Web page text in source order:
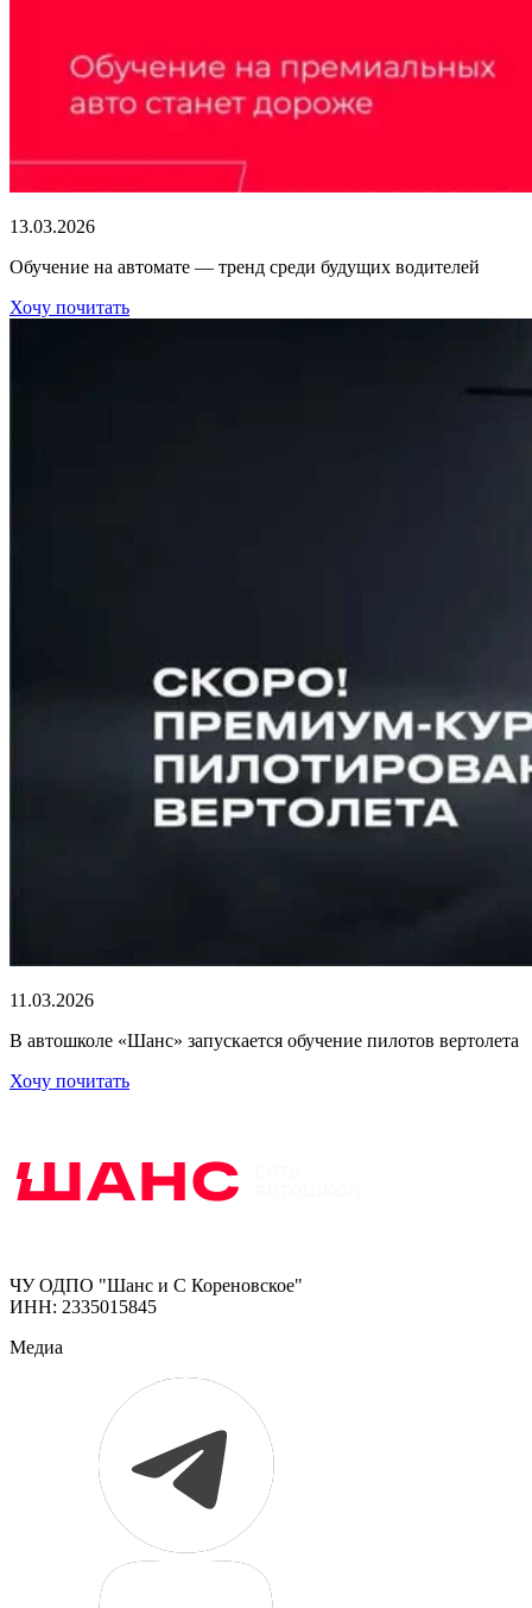
13.03.2026
Обучение на автомате — тренд среди будущих водителей
Хочу почитать
11.03.2026
В автошколе «Шанс» запускается обучение пилотов вертолета
Хочу почитать
ЧУ ОДПО "Шанс и С Кореновское"
ИНН: 2335015845
Медиа